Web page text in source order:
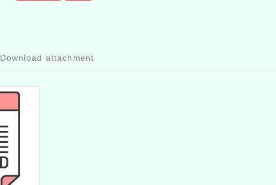
Download attachment